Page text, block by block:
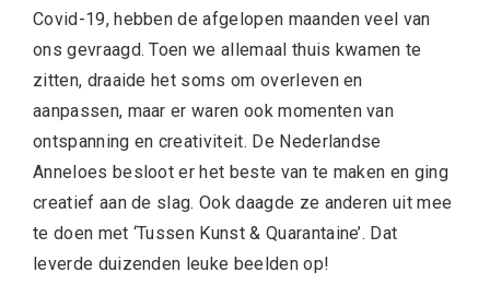
Covid-19, hebben de afgelopen maanden veel van
ons gevraagd. Toen we allemaal thuis kwamen te
zitten, draaide het soms om overleven en
aanpassen, maar er waren ook momenten van
ontspanning en creativiteit. De Nederlandse
Anneloes besloot er het beste van te maken en ging
creatief aan de slag. Ook daagde ze anderen uit mee
te doen met ‘Tussen Kunst & Quarantaine’. Dat
leverde duizenden leuke beelden op!